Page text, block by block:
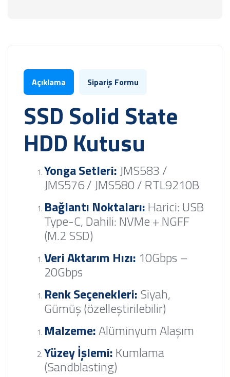
Açıklama Sipariş Formu
SSD Solid State
HDD Kutusu
Yonga Setleri:JMS583 /
JMS576 / JMS580 / RTL9210B
Bağlantı Noktaları:Harici: USB
Type-C, Dahili: NVMe + NGFF
(M.2 SSD)
Veri Aktarım Hızı: 10Gbps –
20Gbps
Renk Seçenekleri:Siyah,
Gümüş (özelleştirilebilir)
Malzeme:Alüminyum Alaşım
Yüzey İşlemi:Kumlama
(Sandblasting)